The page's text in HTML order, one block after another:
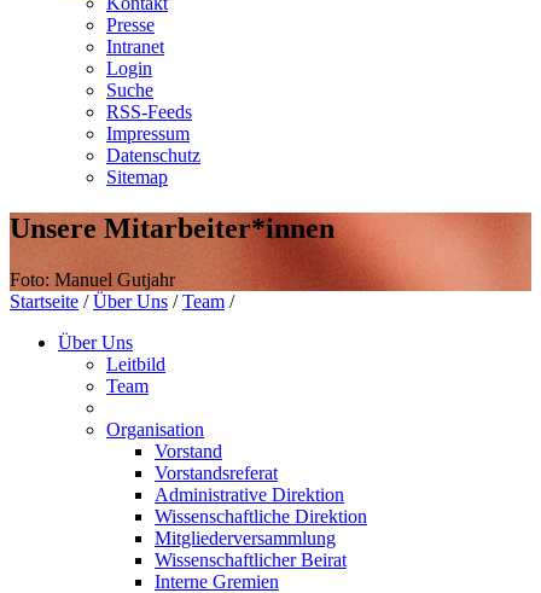
Presse
Intranet
Login
Suche
RSS-Feeds
Impressum
Datenschutz
Sitemap
Unsere Mitarbeiter*innen
Foto: Manuel Gutjahr
Startseite / Über Uns / Team /
Über Uns
Leitbild
Team
Organisation
Vorstand
Vorstandsreferat
Administrative Direktion
Wissenschaftliche Direktion
Mitgliederversammlung
Wissenschaftlicher Beirat
Interne Gremien